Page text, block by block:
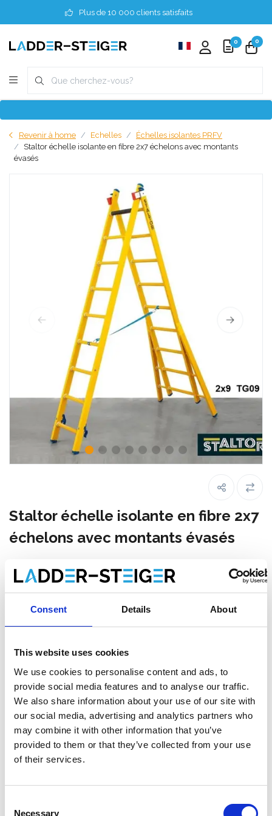
Consent Details About
This website uses cookies
We use cookies to personalise content and ads, to
provide social media features and to analyse our traffic.
We also share information about your use of our site with
our social media, advertising and analytics partners who
may combine it with other information that you’ve
provided to them or that they’ve collected from your use
of their services.
Necessary
Plus de 10 000 clients satisfaits
0 0
Revenir à home Echelles
Échelles isolantes PRFV
Staltor échelle isolante en fibre 2x7 échelons avec montants
évasés
Staltor échelle isolante en fibre 2x7
échelons avec montants évasés
Staltor échelle isolante en fibre 2x7 échelons avec
montants évasés
€839,74 TTC
En stock à l'usine. Livraison gratuite en 1-2 semaine
Ajouter au panier